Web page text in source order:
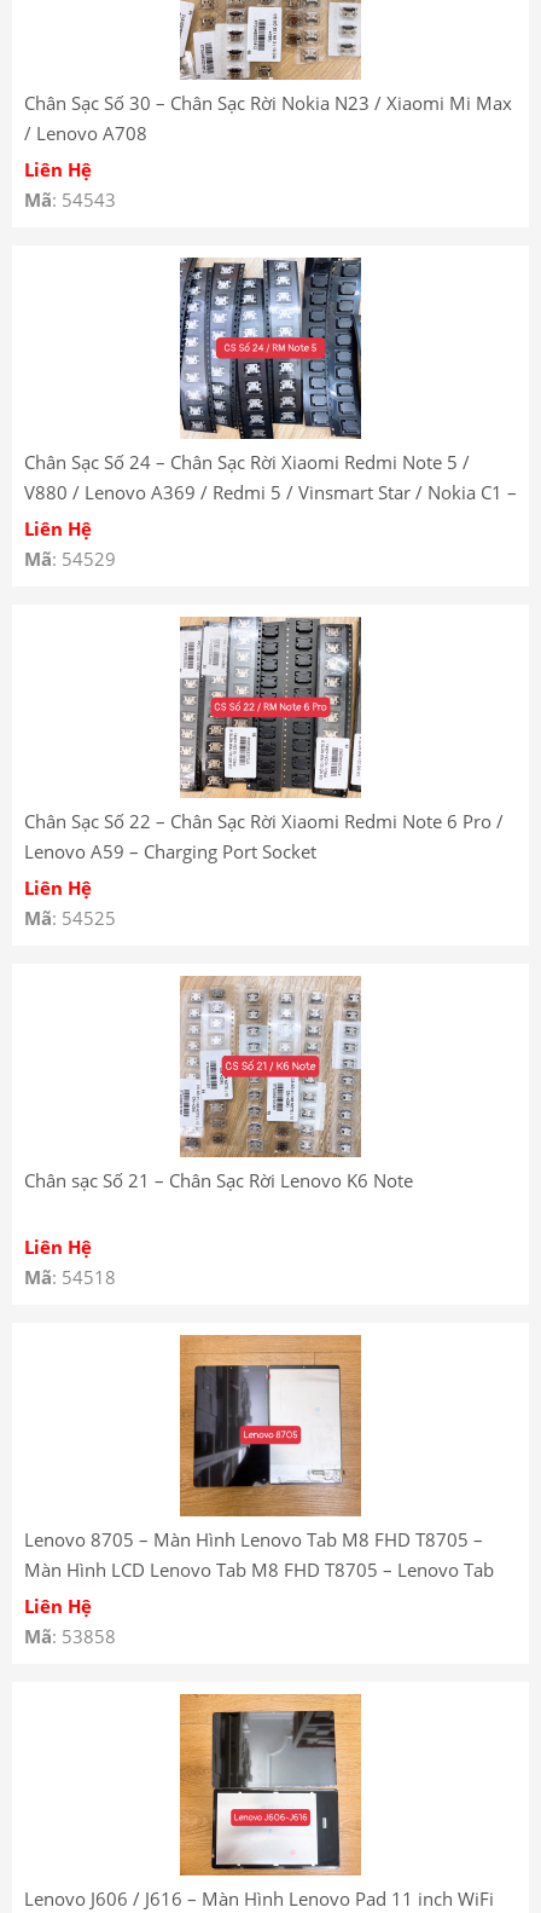
Chân Sạc Số 30 – Chân Sạc Rời Nokia N23 / Xiaomi Mi Max
/ Lenovo A708
Liên Hệ
Mã: 54543
Chân Sạc Số 24 – Chân Sạc Rời Xiaomi Redmi Note 5 /
V880 / Lenovo A369 / Redmi 5 / Vinsmart Star / Nokia C1 –
Charging Port Socket
Liên Hệ
Mã: 54529
Chân Sạc Số 22 – Chân Sạc Rời Xiaomi Redmi Note 6 Pro /
Lenovo A59 – Charging Port Socket
Liên Hệ
Mã: 54525
Chân sạc Số 21 – Chân Sạc Rời Lenovo K6 Note
Liên Hệ
Mã: 54518
Lenovo 8705 – Màn Hình Lenovo Tab M8 FHD T8705 –
Màn Hình LCD Lenovo Tab M8 FHD T8705 – Lenovo Tab
M8 FHD T8705 LCD Screen
Liên Hệ
Mã: 53858
Lenovo J606 / J616 – Màn Hình Lenovo Pad 11 inch WiFi